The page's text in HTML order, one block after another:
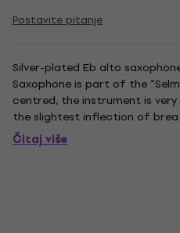
Postavite pitanje
Silver-plated Eb alto
Saxophone is part of the
centred, the instrument is
the slightest inflection of
fully express his musical
Čitaj više